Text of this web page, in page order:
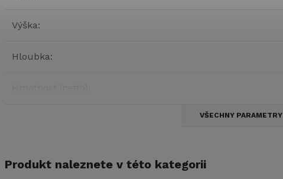
Výška:
Hloubka:
VŠECHNY PARAMETRY
Produkt naleznete v této kategorii